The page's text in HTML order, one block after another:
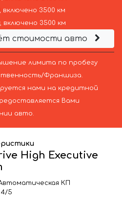
включено 3500 км
включено 3500 км
стоимости авто
лимита по пробегу
Франшиза.
нами на кредитной
Вами
авто.
High Executive
КП
5